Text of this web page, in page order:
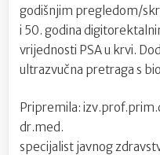
godišnjim pregledom/
i 50. godina
vrijednosti PSA u krvi.
ultrazvučna pretraga s
Pripremila:
dr.med.
specijalist javnog